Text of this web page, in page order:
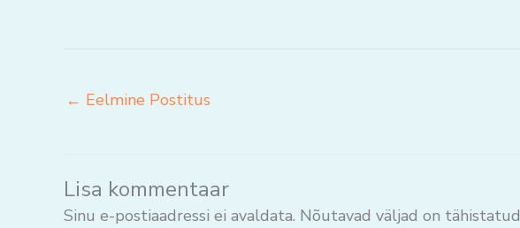
← Eelmine Postitus
Lisa kommentaar
Sinu e-postiaadressi ei avaldata. Nõutavad väljad on tähistatud